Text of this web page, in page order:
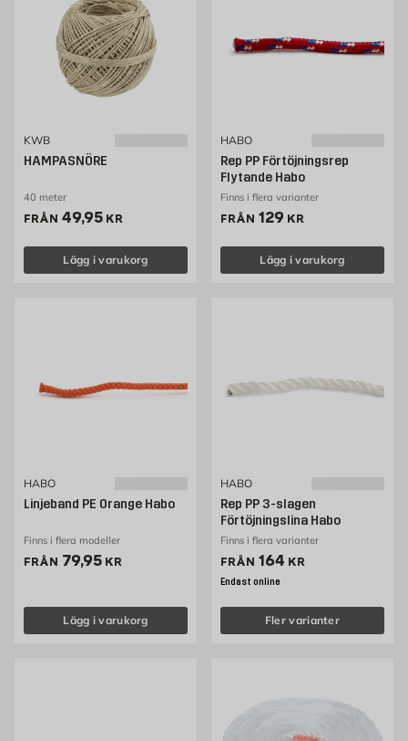
KWB
HAMPASNÖRE
40 meter
FRÅN Pris 49.95 kr
49,95 KR
Lägg i varukorg
HABO
Rep PP Förtöjningsrep
Flytande Habo
Finns i flera varianter
FRÅN Pris 129 kr
129 KR
Lägg i varukorg
HABO
Linjeband PE Orange Habo
Finns i flera modeller
FRÅN Pris 79.95 kr
79,95 KR
Lägg i varukorg
HABO
Rep PP 3-slagen
Förtöjningslina Habo
Finns i flera varianter
FRÅN Pris 164 kr
164 KR
Endast online
Fler varianter